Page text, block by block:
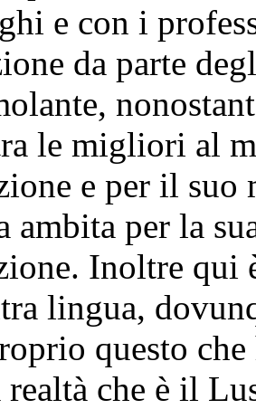
e con i
da parte
le migliori al
e per il
ambita per la
Inoltre qui
lingua,
questo
che è il